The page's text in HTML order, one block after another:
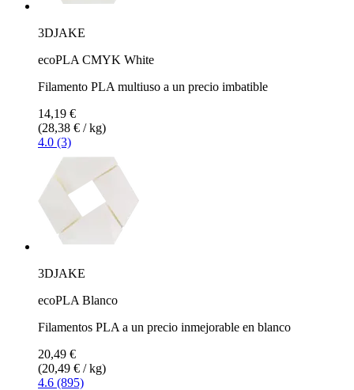
3DJAKE
ecoPLA CMYK White
Filamento PLA multiuso a un precio imbatible
14,19 €
(28,38 € / kg)
4.0 (3)
3DJAKE
ecoPLA Blanco
Filamentos PLA a un precio inmejorable en blanco
20,49 €
(20,49 € / kg)
4.6 (895)